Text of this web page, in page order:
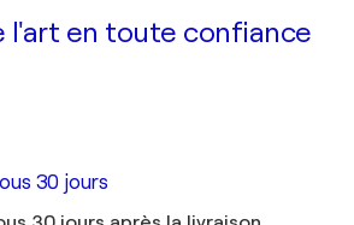
l'art en toute confiance
30 jours